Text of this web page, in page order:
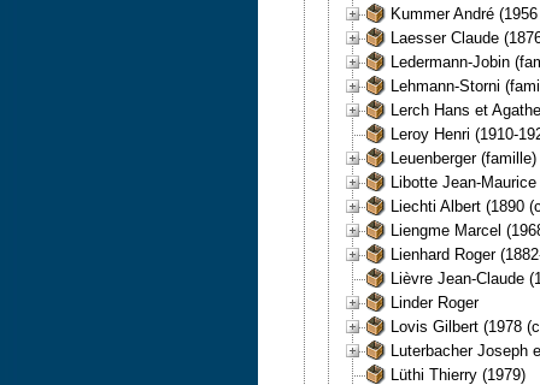
Kummer André
Laesser Claude
Ledermann-Jobin
Lehmann-Storni
Lerch Hans et
Leroy Henri (1910-
Leuenberger
Libotte Jean-
Liechti Albert (1890
Liengme Marcel
Lienhard Roger
Lièvre Jean-Claude
Linder Roger
Lovis Gilbert (1978
Luterbacher Joseph
Lüthi Thierry (1979)